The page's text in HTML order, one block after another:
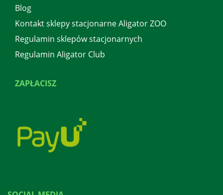
Blog
Kontakt sklepy stacjonarne Aligator ZOO
Regulamin sklepów stacjonarnych
Regulamin Aligator Club
ZAPŁACISZ